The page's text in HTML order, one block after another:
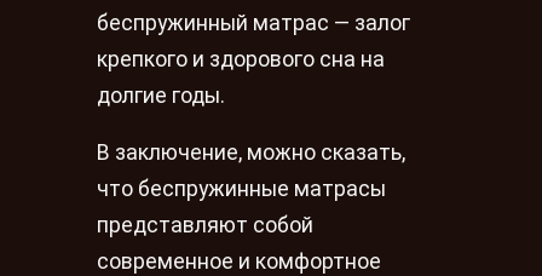
беспружинный матрас — залог
крепкого и здорового сна на
долгие годы.
В заключение, можно сказать,
что беспружинные матрасы
представляют собой
современное и комфортное